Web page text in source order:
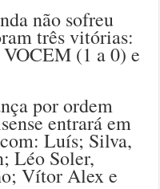
não sofreu
três vitórias:
(1 a 0) e
por ordem
entrará em
Luís; Silva,
Léo Soler,
Vítor Alex e